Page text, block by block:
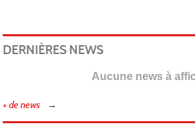
DERNIÈRES NEWS
Aucune news à
+ de news